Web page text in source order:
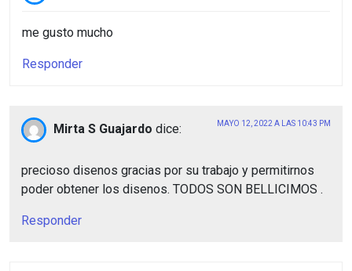
me gusto mucho
Responder
Mirta S Guajardo dice: MAYO 12, 2022 A LAS 10:43 PM
precioso disenos gracias por su trabajo y permitirnos
poder obtener los disenos. TODOS SON BELLICIMOS .
Responder